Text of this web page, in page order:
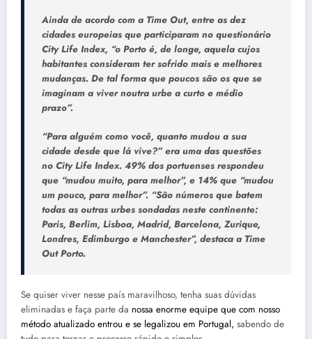
Ainda de acordo com a Time Out, entre as dez
cidades europeias que participaram no questionário
City Life Index, “o Porto é, de longe, aquela cujos
habitantes consideram ter sofrido mais e melhores
mudanças. De tal forma que poucos são os que se
imaginam a viver noutra urbe a curto e médio
prazo”.
“Para alguém como você, quanto mudou a sua
cidade desde que lá vive?” era uma das questões
no City Life Index. 49% dos portuenses respondeu
que “mudou muito, para melhor”, e 14% que “mudou
um pouco, para melhor”. “São números que batem
todas as outras urbes sondadas neste continente:
Paris, Berlim, Lisboa, Madrid, Barcelona, Zurique,
Londres, Edimburgo e Manchester”, destaca a Time
Out Porto.
Se quiser viver nesse país maravilhoso, tenha suas dúvidas
eliminadas e faça parte da nossa enorme equipe que com nosso
método atualizado entrou e se legalizou em Portugal, sabendo de